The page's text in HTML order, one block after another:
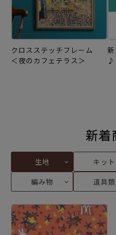
クロスステッチフレーム
＜夜のカフェテラス＞
♪
新着
生地 キット
編み物
道具類